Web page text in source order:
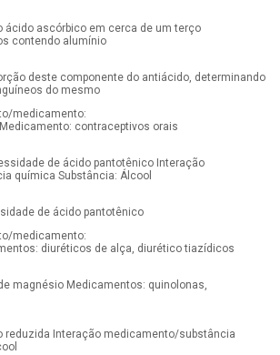
ácido ascórbico em cerca de um terço
contendo alumínio
deste componente do antiácido, determinando
do mesmo
medicamento:
contraceptivos orais
de ácido pantotênico Interação
química Substância: Álcool
de ácido pantotênico
medicamento:
diuréticos de alça, diurético tiazídicos
magnésio Medicamentos: quinolonas,
reduzida Interação medicamento/substância